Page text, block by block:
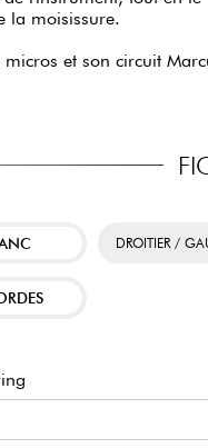
la moisissure.
et son circuit
DROITIER /